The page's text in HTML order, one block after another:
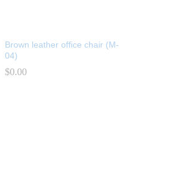
Brown leather office chair (M-
04)
$0.00
$0.00